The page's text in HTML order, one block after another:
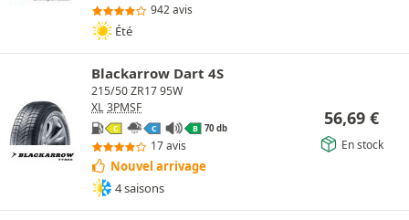
942 avis
Été
Blackarrow Dart 4S
215/50 ZR17 95W
XL 3PMSF
C C B 70 db
17 avis
Nouvel arrivage
4 saisons
56,69 €
En stock